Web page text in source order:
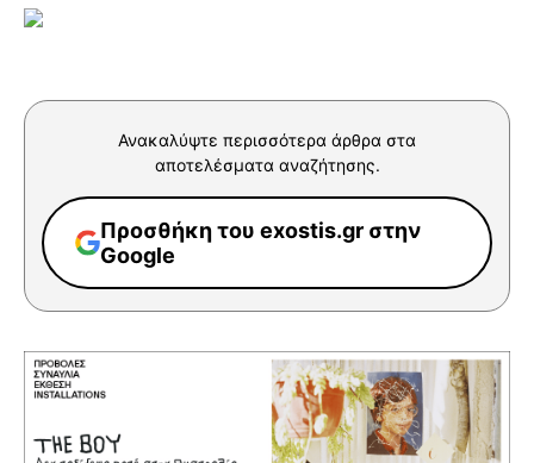
Ανακαλύψτε περισσότερα άρθρα στα
αποτελέσματα αναζήτησης.
Προσθήκη του exostis.gr στην
Google